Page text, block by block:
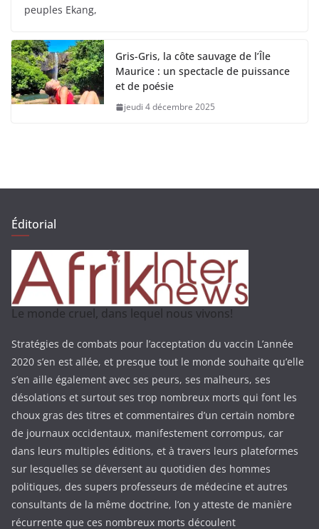
peuples Ekang,
Gris-Gris, la côte sauvage de l’Île
Maurice : un spectacle de puissance
et de poésie
jeudi 4 décembre 2025
Éditorial
Le monde cruel, dans lequel nous vivons!
Stratégies de combats pour l’acceptation du vaccin L’année
2020 s’en est allée, et presque tout le monde souhaite qu’elle
s’en aille également avec ses peurs, ses malheurs, ses
désolations et surtout ses trop nombreux morts qui font les
choux gras des titres et commentaires d’un certain nombre
de journaux occidentaux, manifestement corrompus, car
dans leurs multiples éditions, et à travers leurs plateformes
sur lesquelles se déversent au quotidien des hommes
politiques, des supers professeurs de médecine et autres
consultants de la même doctrine, l’on y atteste de manière
récurrente que ces nombreux morts découlent